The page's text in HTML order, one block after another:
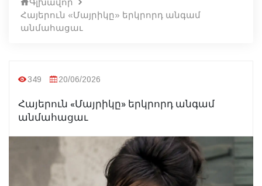
Հայերուն «Մայրիկը» երկրորդ անգամ
անմահացաւ
349 20/06/2026
Հայերուն «Մայրիկը» երկրորդ անգամ
անմահացաւ